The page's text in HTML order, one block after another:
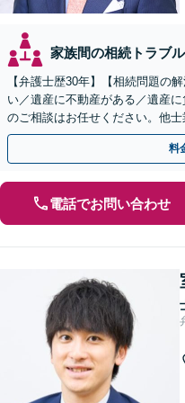
家族間の相続トラブル
【弁護士歴30年】【相続問題の
い／遺産に不動産がある／遺産
のご相談はお任せください。他
ップ対応します【土日祝対応可
料
電話でお問い合わせ